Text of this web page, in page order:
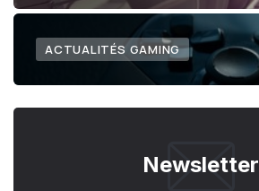
ACTUALITÉS GAMING
Newsletter